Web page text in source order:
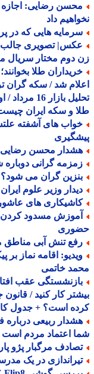
رضایی: اجازه
داد
هایی که در
تصویری جالب و
مختار سریال مختارنامه در 59
طلا بخوانند؛
شد / سکه گران تر
تحلیل بازار
و سکه ایران چیست؟
های آشفته علتش
محسن رضایی
گرانی دوباره
گران می شود؟
وزیر علوم ایران
های
مسدود کردن
تنش آبی مناطق
اقامه نماز بر
خاتمی
عقب
کار کنید / قانون
است؟ + جدول کامل
ربیعی درباره
اعتماد مردم است
مرگبار پژو پارس و ساینا؛ 7 نفر
در یک مدرسه در تایلند/2